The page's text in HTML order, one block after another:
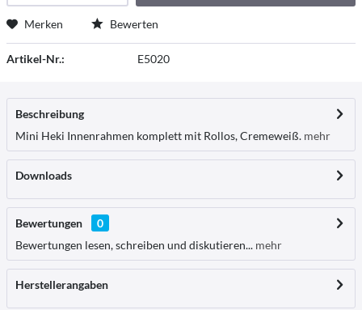
Merken Bewerten
Artikel-Nr.: E5020
Beschreibung
Mini Heki Innenrahmen komplett mit Rollos, Cremeweiß. mehr
Downloads
Bewertungen
0
Bewertungen lesen, schreiben und diskutieren... mehr
Herstellerangaben